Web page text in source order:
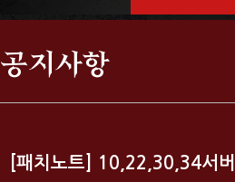
공지사항
[패치노트] 10,22,30,34서